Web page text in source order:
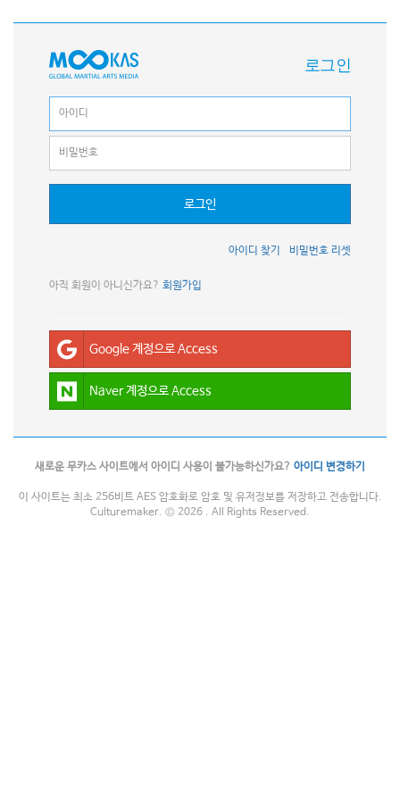
로그인
로그인
비밀번호 리셋
아이디 찾기
아직 회원이 아니신가요? 회원가입
Google 계정으로 Access
Naver 계정으로 Access
새로운 무카스 사이트에서 아이디 사용이 불가능하신가요? 아이디 변경하기
이 사이트는 최소 256비트 AES 암호화로 암호 및 유저정보를 저장하고 전송합니다.
Culturemaker. © 2026 . All Rights Reserved.